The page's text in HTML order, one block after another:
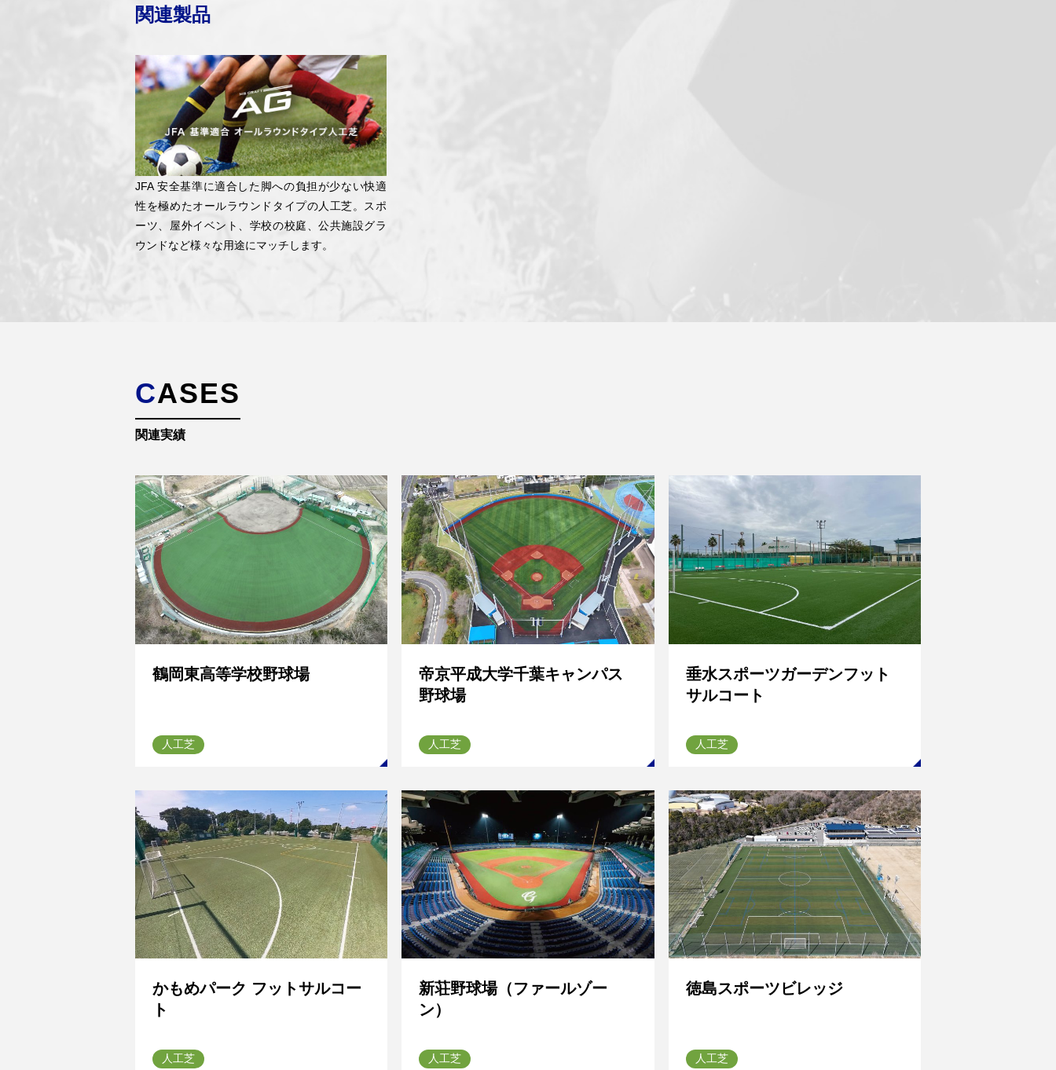
関連製品
JFA 安全基準に適合した脚への負担が少ない快適
性を極めたオールラウンドタイプの人工芝。スポ
ーツ、屋外イベント、学校の校庭、公共施設グラ
ウンドなど様々な用途にマッチします。
CASES
関連実績
鶴岡東高等学校野球場
人工芝
帝京平成大学千葉キャンパス
野球場
人工芝
垂水スポーツガーデンフット
サルコート
人工芝
かもめパーク フットサルコー
ト
人工芝
新荘野球場（ファールゾー
ン）
人工芝
徳島スポーツビレッジ
人工芝